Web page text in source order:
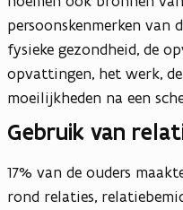
persoonskenmerken van
fysieke gezondheid, de
opvattingen, het werk,
moeilijkheden na een
Gebruik van
17% van de ouders
rond relaties,